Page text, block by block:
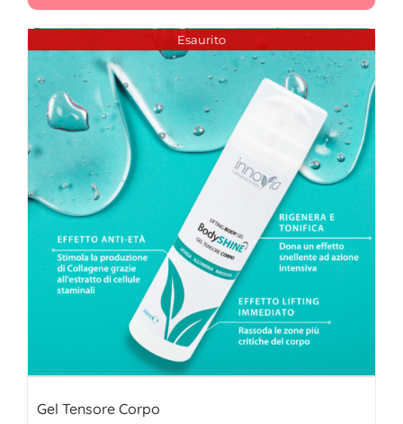
Esaurito
Gel Tensore Corpo